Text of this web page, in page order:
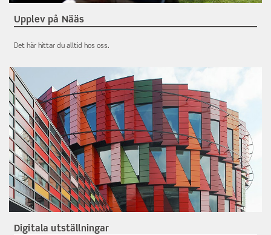
Upplev på Nääs
Det här hittar du alltid hos oss.
Digitala utställningar